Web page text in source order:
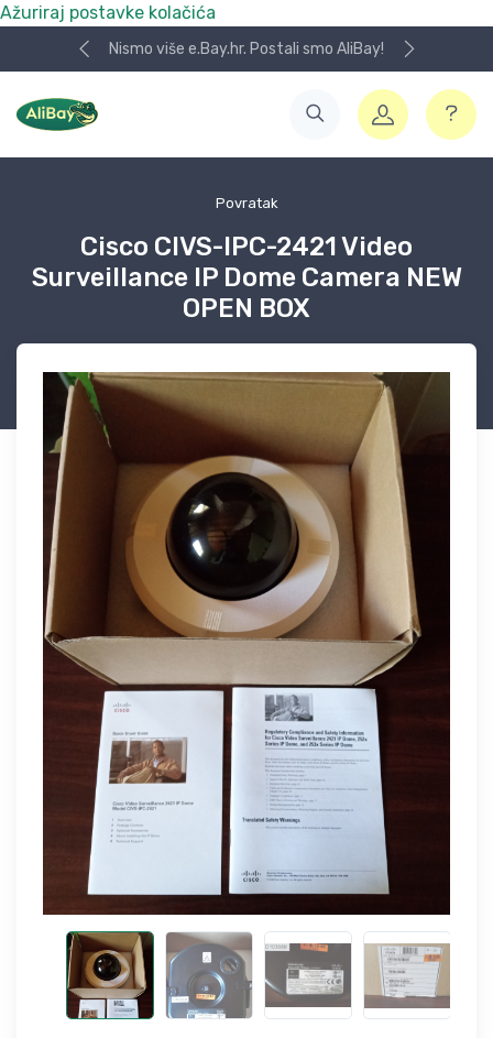
Ažuriraj postavke kolačića
Nismo više e.Bay.hr. Postali smo AliBay!
Povratak
Cisco CIVS-IPC-2421 Video
Surveillance IP Dome Camera NEW
OPEN BOX